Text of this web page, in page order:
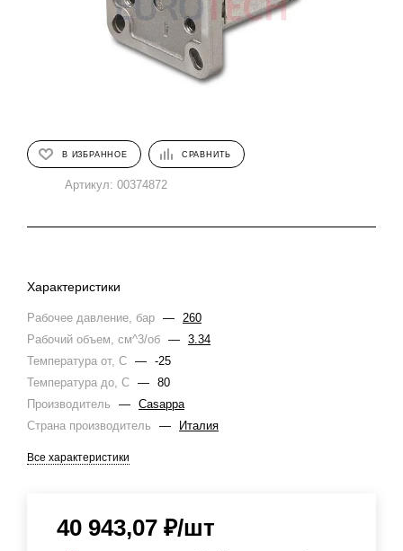
В ИЗБРАННОЕ СРАВНИТЬ
Артикул: 00374872
Характеристики
Рабочее давление, бар — 260
Рабочий объем, см^3/об — 3.34
Температура от, С — -25
Температура до, С — 80
Производитель
— Casappa
Страна производитель
— Италия
Все характеристики
40 943,07 ₽/шт